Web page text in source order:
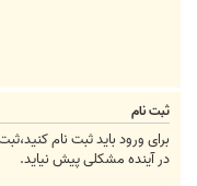
ثبت نام
برای ورود باید ثبت نام
در آینده مشکلی پیش نیاید.